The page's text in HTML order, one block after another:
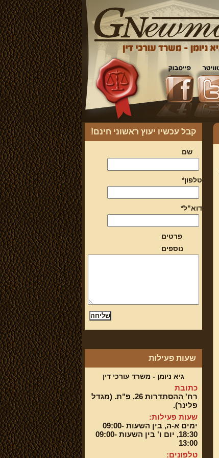
קבל עכשיו יעוץ ראשוני חינם!
שם
טלפון*
דוא"ל*
פרטים
נוספים
שעות פעילות
גיא ניומן - משרד עורכי דין
כתובת
רח' ההסתדרות 26, פ"ת. (מגדל
פלינר).
שעות פעילות:
ימים א-ה, בין השעות 09:00-
18:30, יום ו' בין השעות 09:00-
13:00
טלפונים: